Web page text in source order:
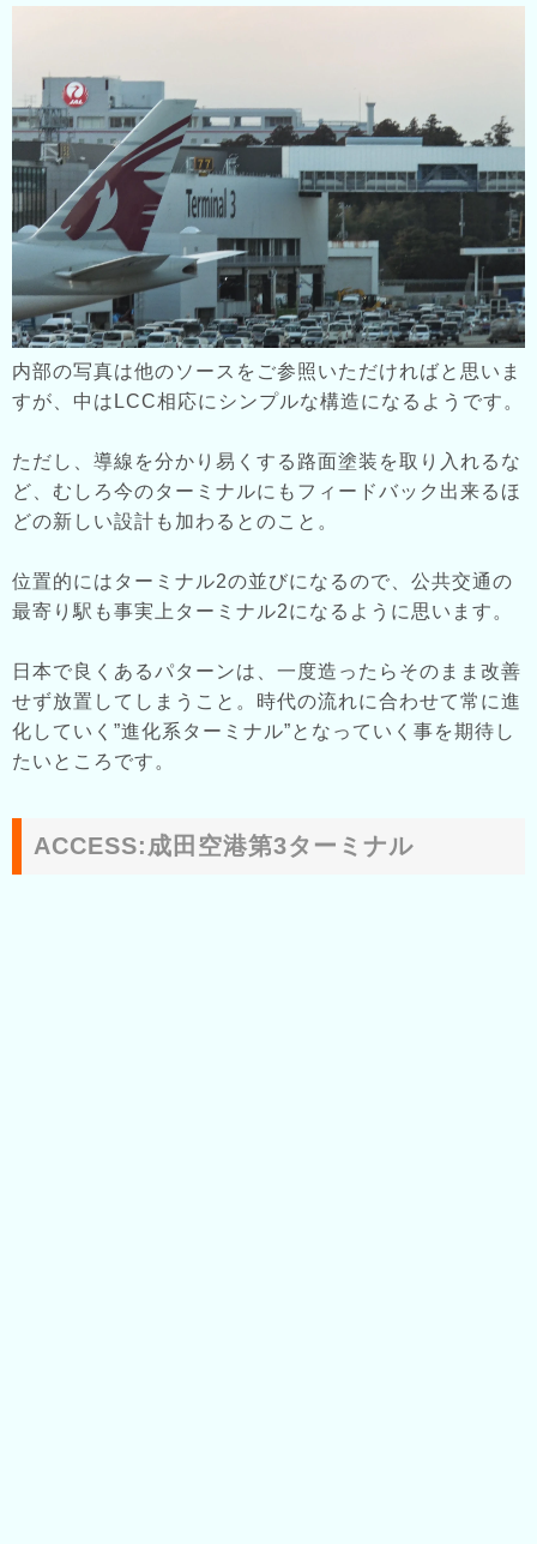
内部の写真は他のソースをご参照いただければと思いま
すが、中はLCC相応にシンプルな構造になるようです。
ただし、導線を分かり易くする路面塗装を取り入れるな
ど、むしろ今のターミナルにもフィードバック出来るほ
どの新しい設計も加わるとのこと。
位置的にはターミナル2の並びになるので、公共交通の
最寄り駅も事実上ターミナル2になるように思います。
日本で良くあるパターンは、一度造ったらそのまま改善
せず放置してしまうこと。時代の流れに合わせて常に進
化していく”進化系ターミナル”となっていく事を期待し
たいところです。
ACCESS:成田空港第3ターミナル